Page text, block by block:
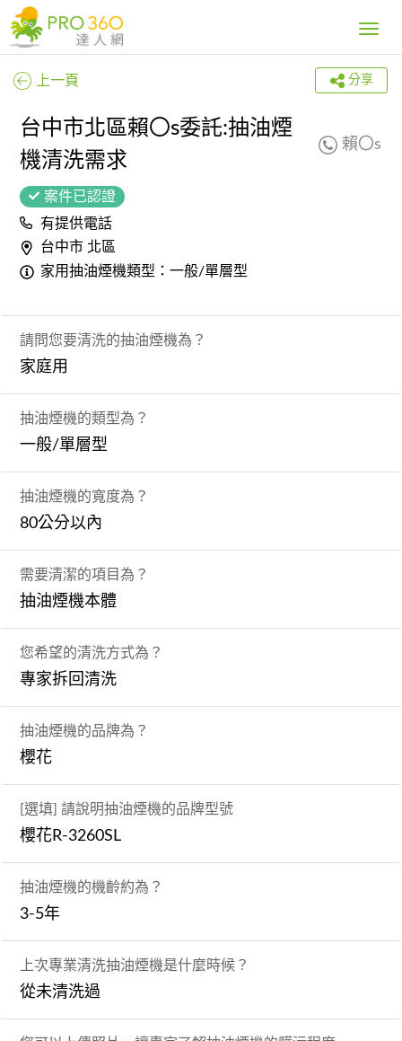
Toggle
上一頁 分享
台中市北區賴〇s委託:抽油煙
機清洗需求
賴〇s
案件已認證
有提供電話
台中市 北區
家用抽油煙機類型：一般/單層型
請問您要清洗的抽油煙機為？
家庭用
抽油煙機的類型為？
一般/單層型
抽油煙機的寬度為？
80公分以內
需要清潔的項目為？
抽油煙機本體
您希望的清洗方式為？
專家拆回清洗
抽油煙機的品牌為？
櫻花
[選填] 請說明抽油煙機的品牌型號
櫻花R-3260SL
抽油煙機的機齡約為？
3-5年
上次專業清洗抽油煙機是什麼時候？
從未清洗過